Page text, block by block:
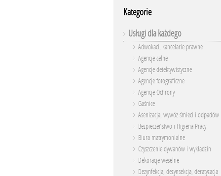
Kategorie
Usługi dla każdego
Adwokaci, kancelarie prawne
Agencje celne
Agencje detektywistyczne
Agencje fotograficzne
Agencje Ochrony
Gaśnice
Asenizacja, wywóz śmieci i odpadów
Bezpieczeństwo i Higiena Pracy
Biura matrymonialne
Czyszczenie dywanów i wykładzin
Dekoracje weselne
Dezynfekcja, dezynsekcja, deratyzacja